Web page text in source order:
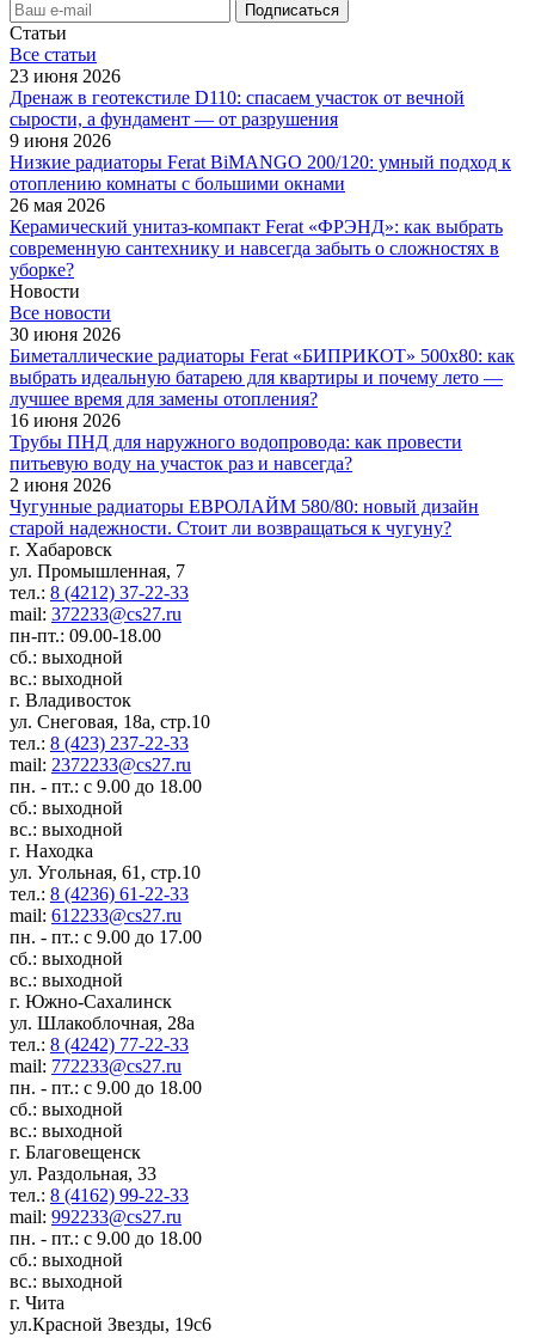
Статьи
Все cтатьи
23 июня 2026
Дренаж в геотекстиле D110: спасаем участок от вечной
сырости, а фундамент — от разрушения
9 июня 2026
Низкие радиаторы Ferat BiMANGO 200/120: умный подход к
отоплению комнаты с большими окнами
26 мая 2026
Керамический унитаз-компакт Ferat «ФРЭНД»: как выбрать
современную сантехнику и навсегда забыть о сложностях в
уборке?
Новости
Все новости
30 июня 2026
Биметаллические радиаторы Ferat «БИПРИКОТ» 500x80: как
выбрать идеальную батарею для квартиры и почему лето —
лучшее время для замены отопления?
16 июня 2026
Трубы ПНД для наружного водопровода: как провести
питьевую воду на участок раз и навсегда?
2 июня 2026
Чугунные радиаторы ЕВРОЛАЙМ 580/80: новый дизайн
старой надежности. Стоит ли возвращаться к чугуну?
г. Хабаровск
ул. Промышленная, 7
тел.: 8 (4212) 37-22-33
mail: 372233@cs27.ru
пн-пт.: 09.00-18.00
сб.: выходной
вс.: выходной
г. Владивосток
ул. Снеговая, 18а, стр.10
тел.: 8 (423) 237-22-33
mail: 2372233@cs27.ru
пн. - пт.: с 9.00 до 18.00
сб.: выходной
вс.: выходной
г. Находка
ул. Угольная, 61, стр.10
тел.: 8 (4236) 61-22-33
mail: 612233@cs27.ru
пн. - пт.: с 9.00 до 17.00
сб.: выходной
вс.: выходной
г. Южно-Сахалинск
ул. Шлакоблочная, 28а
тел.: 8 (4242) 77-22-33
mail: 772233@cs27.ru
пн. - пт.: с 9.00 до 18.00
сб.: выходной
вс.: выходной
г. Благовещенск
ул. Раздольная, 33
тел.: 8 (4162) 99-22-33
mail: 992233@cs27.ru
пн. - пт.: с 9.00 до 18.00
сб.: выходной
вс.: выходной
г. Чита
ул.Красной Звезды, 19с6